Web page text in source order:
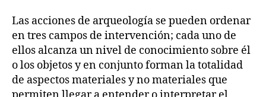
Las acciones de arqueología se pueden ordenar
en tres campos de intervención; cada uno de
ellos alcanza un nivel de conocimiento sobre él
o los objetos y en conjunto forman la totalidad
de aspectos materiales y no materiales que